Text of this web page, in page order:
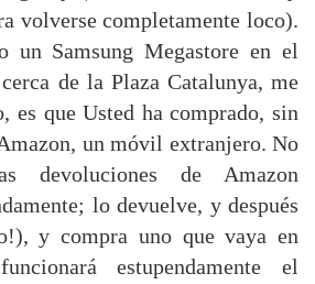
volverse completamente loco).
un Samsung Megastore en el
de la Plaza Catalunya, me
es que Usted ha comprado, sin
un móvil extranjero. No
devoluciones de Amazon
lo devuelve, y después
y compra uno que vaya en
estupendamente el